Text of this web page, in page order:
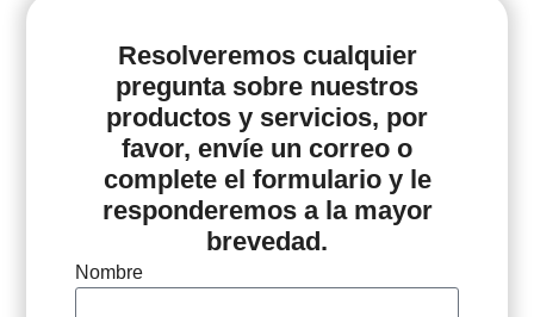
Resolveremos cualquier
pregunta sobre nuestros
productos y servicios, por
favor, envíe un correo o
complete el formulario y le
responderemos a la mayor
brevedad.
Nombre